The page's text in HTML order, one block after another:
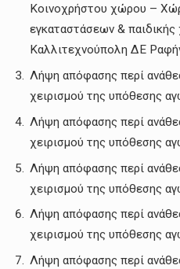
Κοινοχρήστου χώρου –
εγκαταστάσεων &
Καλλιτεχνούπολη ΔΕ
Λήψη απόφασης περί
χειρισμού της υπόθεσης
Λήψη απόφασης περί
χειρισμού της υπόθεσης
Λήψη απόφασης περί
χειρισμού της υπόθεσης
Λήψη απόφασης περί
χειρισμού της υπόθεσης
Λήψη απόφασης περί